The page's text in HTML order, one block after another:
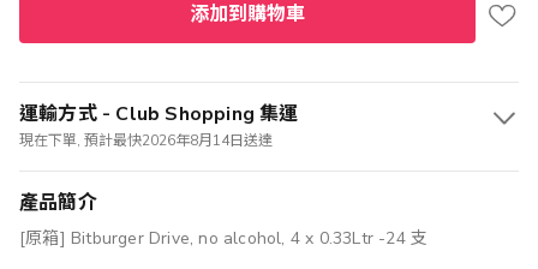
添加到購物車
運輸方式 - Club Shopping 集運
現在下單, 預計最快2026年8月14日送達
產品簡介
[原箱] Bitburger Drive, no alcohol, 4 x 0.33Ltr -24 支